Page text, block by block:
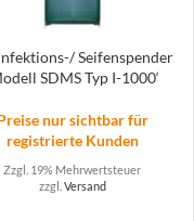
Seifenspender
SDMS Typ I-1000‘
nur sichtbar für
registrierte Kunden
Zzgl. 19% Mehrwertsteuer
zzgl. Versand